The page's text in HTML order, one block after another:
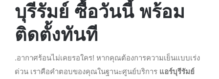
บุรีรัมย์ ซื้อวันนี้ พร้อม
ติดตั้งทันที
.อากาศร้อนไม่เคยรอใคร! หากคุณต้องการความเย็นแบบเร่ง
ด่วน เราคือคำตอบของคุณในฐานะศูนย์บริการ แอร์บุรีรัมย์